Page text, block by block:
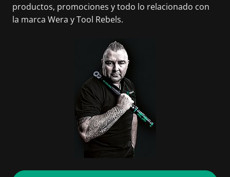
productos, promociones y todo lo relacionado con
la marca Wera y Tool Rebels.